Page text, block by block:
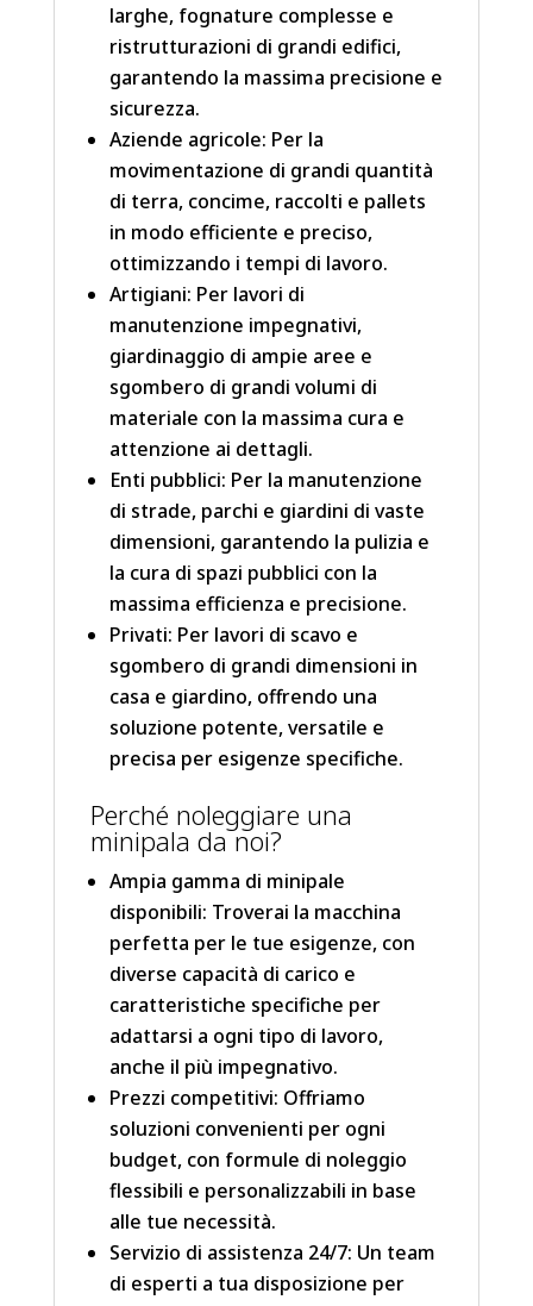
larghe, fognature complesse e
ristrutturazioni di grandi edifici,
garantendo la massima precisione e
sicurezza.
Aziende agricole: Per la
movimentazione di grandi quantità
di terra, concime, raccolti e pallets
in modo efficiente e preciso,
ottimizzando i tempi di lavoro.
Artigiani: Per lavori di
manutenzione impegnativi,
giardinaggio di ampie aree e
sgombero di grandi volumi di
materiale con la massima cura e
attenzione ai dettagli.
Enti pubblici: Per la manutenzione
di strade, parchi e giardini di vaste
dimensioni, garantendo la pulizia e
la cura di spazi pubblici con la
massima efficienza e precisione.
Privati: Per lavori di scavo e
sgombero di grandi dimensioni in
casa e giardino, offrendo una
soluzione potente, versatile e
precisa per esigenze specifiche.
Perché noleggiare una
minipala da noi?
Ampia gamma di minipale
disponibili: Troverai la macchina
perfetta per le tue esigenze, con
diverse capacità di carico e
caratteristiche specifiche per
adattarsi a ogni tipo di lavoro,
anche il più impegnativo.
Prezzi competitivi: Offriamo
soluzioni convenienti per ogni
budget, con formule di noleggio
flessibili e personalizzabili in base
alle tue necessità.
Servizio di assistenza 24/7: Un team
di esperti a tua disposizione per